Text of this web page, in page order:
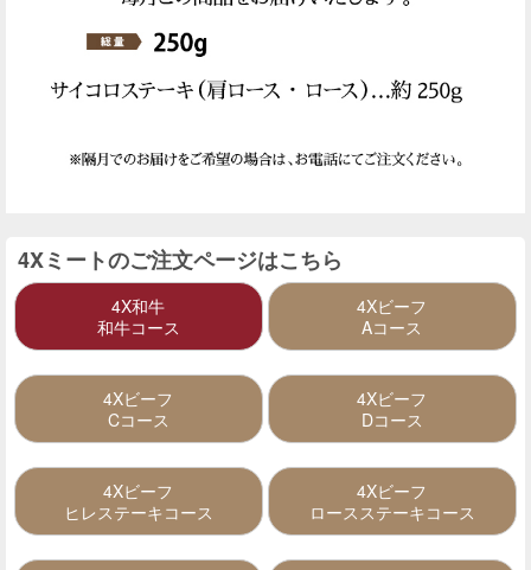
4Xミートのご注文ページはこちら
4X和牛
和牛コース
4Xビーフ
Aコース
4Xビーフ
Cコース
4Xビーフ
Dコース
4Xビーフ
ヒレステーキコース
4Xビーフ
ロースステーキコース